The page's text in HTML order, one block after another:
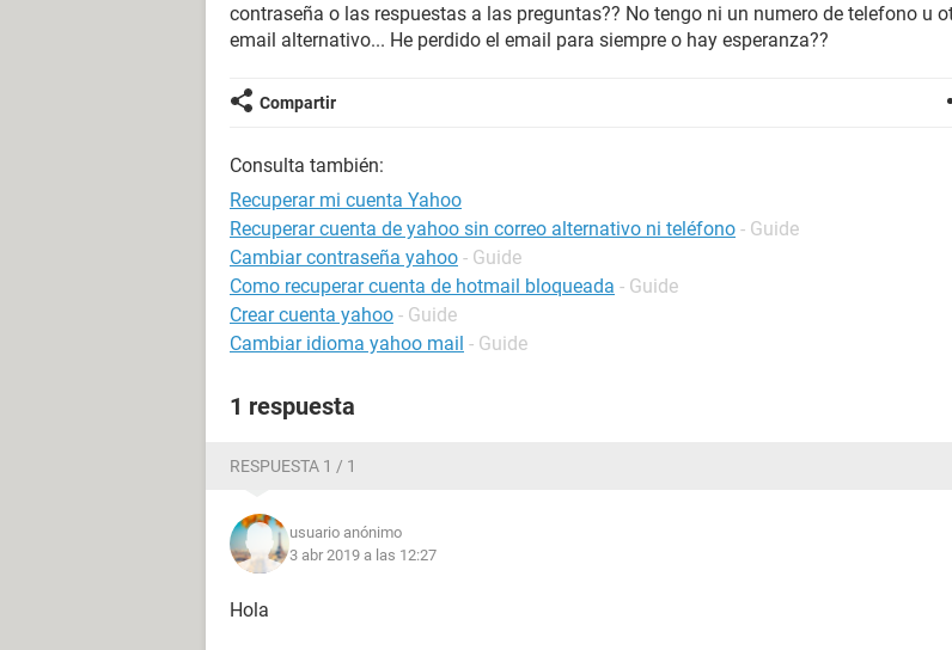
contraseña o las respuestas a las preguntas?? No tengo ni un numero de telefono u
email alternativo... He perdido el email para siempre o hay esperanza??
Compartir
Consulta también:
Recuperar mi cuenta Yahoo
Recuperar cuenta de yahoo sin correo alternativo ni teléfono - Guide
Cambiar contraseña yahoo - Guide
Como recuperar cuenta de hotmail bloqueada - Guide
Crear cuenta yahoo - Guide
Cambiar idioma yahoo mail - Guide
1 respuesta
RESPUESTA 1 / 1
usuario anónimo
3 abr 2019 a las 12:27
Hola